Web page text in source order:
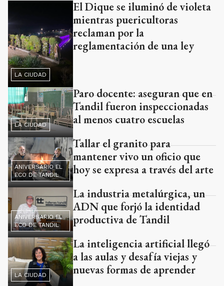
LA CIUDAD
El Dique se iluminó de violeta
mientras puericultoras
reclaman por la
reglamentación de una ley
LA CIUDAD
Paro docente: aseguran que en
Tandil fueron inspeccionadas
al menos cuatro escuelas
ANIVERSARIO EL
ECO DE TANDIL
Tallar el granito para
mantener vivo un oficio que
hoy se expresa a través del arte
ANIVERSARIO EL
ECO DE TANDIL
La industria metalúrgica, un
ADN que forjó la identidad
productiva de Tandil
LA CIUDAD
La inteligencia artificial llegó
a las aulas y desafía viejas y
nuevas formas de aprender